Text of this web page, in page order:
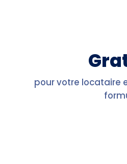
pour votre locataire